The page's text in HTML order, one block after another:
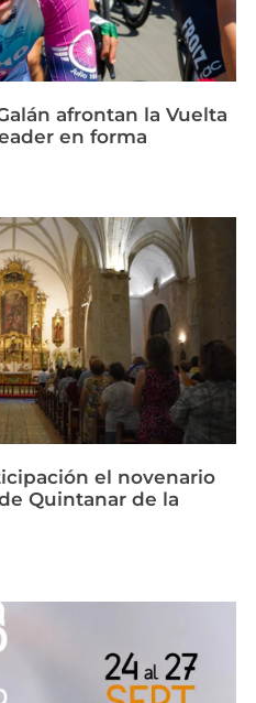
afrontan la Vuelta
en forma
el novenario
Quintanar de la